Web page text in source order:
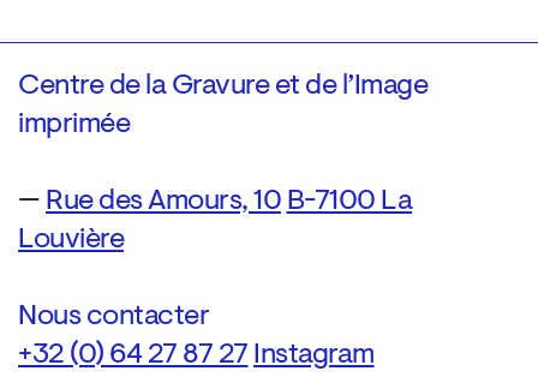
Centre de la Gravure et de l’Image
imprimée
— Rue des Amours, 10 B-7100 La
Louvière
Nous contacter
+32 (0) 64 27 87 27 Instagram